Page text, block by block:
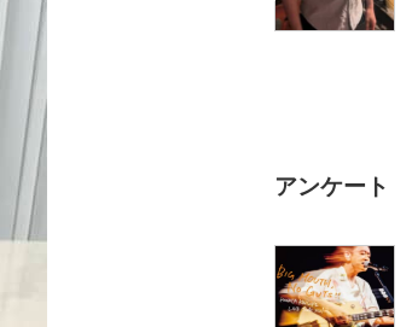
アンケート